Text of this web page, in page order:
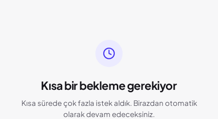
Kısa bir bekleme gerekiyor
Kısa sürede çok fazla istek aldık. Birazdan otomatik
olarak devam edeceksiniz.